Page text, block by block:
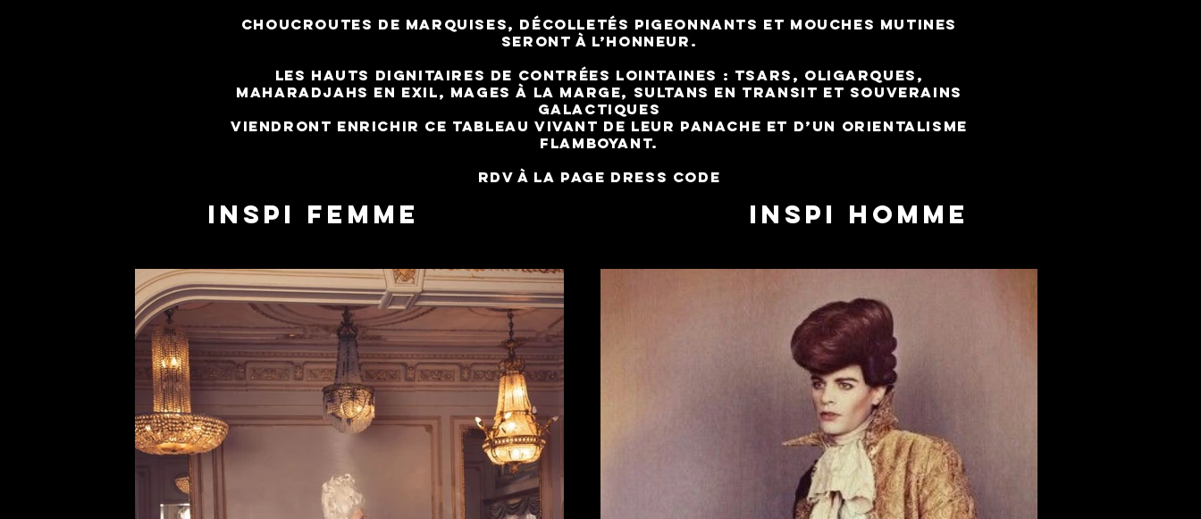
Choucroutes de marquises, décolletés pigeonnants et mouches mutines
seront à l’honneur.
Les hauts dignitaires de contrées lointaines : tsars, oligarques,
maharadjahs en exil, mages à la marge, sultans en transit et souverains
galactiques
viendront enrichir ce tableau vivant de leur panache et d’un orientalisme
flamboyant.
Rdv à la page Dress code
INSPI FEMME INSPI HOMME